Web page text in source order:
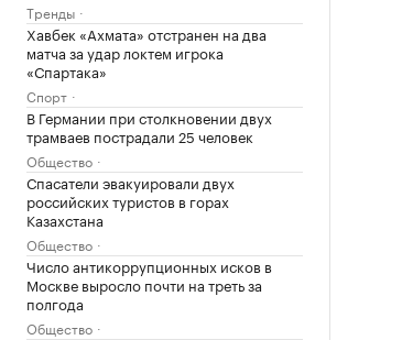
Тренды
Хавбек «Ахмата» отстранен на два
матча за удар локтем игрока
«Спартака»
Спорт
В Германии при столкновении двух
трамваев пострадали 25 человек
Общество
Спасатели эвакуировали двух
российских туристов в горах
Казахстана
Общество
Число антикоррупционных исков в
Москве выросло почти на треть за
полгода
Общество